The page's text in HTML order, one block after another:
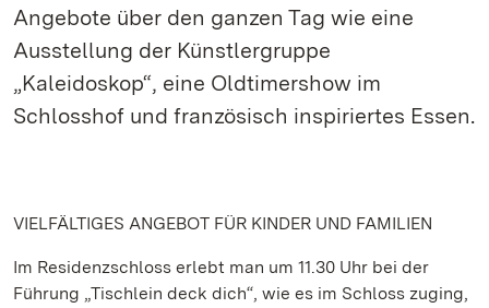
Angebote über den ganzen Tag wie eine
Ausstellung der Künstlergruppe
„Kaleidoskop“, eine Oldtimershow im
Schlosshof und französisch inspiriertes Essen.
VIELFÄLTIGES ANGEBOT FÜR KINDER UND FAMILIEN
Im Residenzschloss erlebt man um 11.30 Uhr bei der
Führung „Tischlein deck dich“, wie es im Schloss zuging,